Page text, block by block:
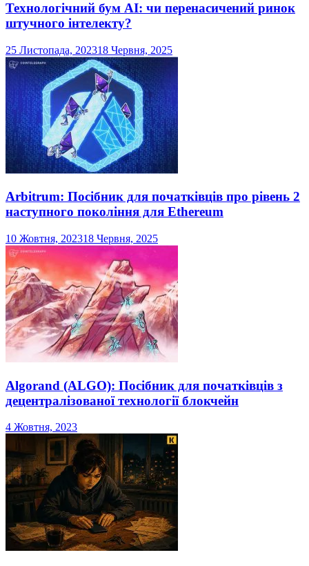
Технологічний бум AI: чи перенасичений ринок
штучного інтелекту?
25 Листопада, 202318 Червня, 2025
Arbitrum: Посібник для початківців про рівень 2
наступного покоління для Ethereum
10 Жовтня, 202318 Червня, 2025
Algorand (ALGO): Посібник для початківців з
децентралізованої технології блокчейн
4 Жовтня, 2023